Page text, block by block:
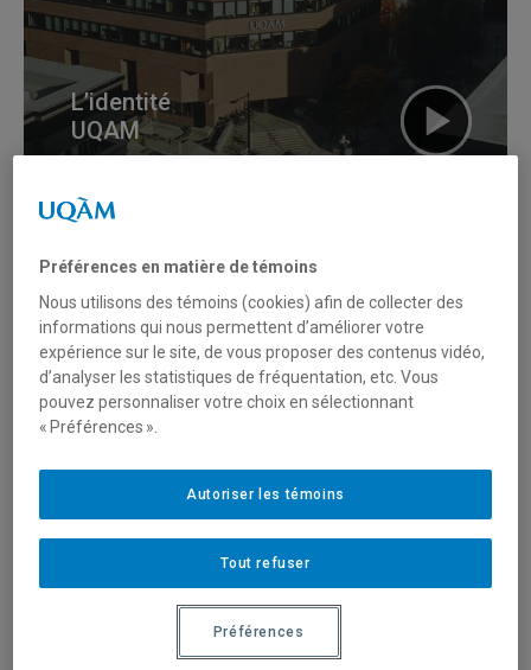
L’identité
UQAM
UQAM · Pensez
haut et fort
Préférences en matière de témoins
Nous utilisons des témoins (cookies) afin de collecter des
informations qui nous permettent d’améliorer votre
expérience sur le site, de vous proposer des contenus vidéo,
d’analyser les statistiques de fréquentation, etc. Vous
pouvez personnaliser votre choix en sélectionnant
« Préférences ».
Tout refuser
Autoriser les témoins
Préférences